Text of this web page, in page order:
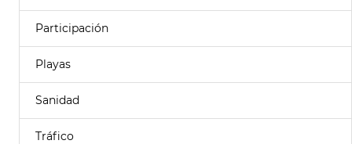
Participación
Playas
Sanidad
Tráfico